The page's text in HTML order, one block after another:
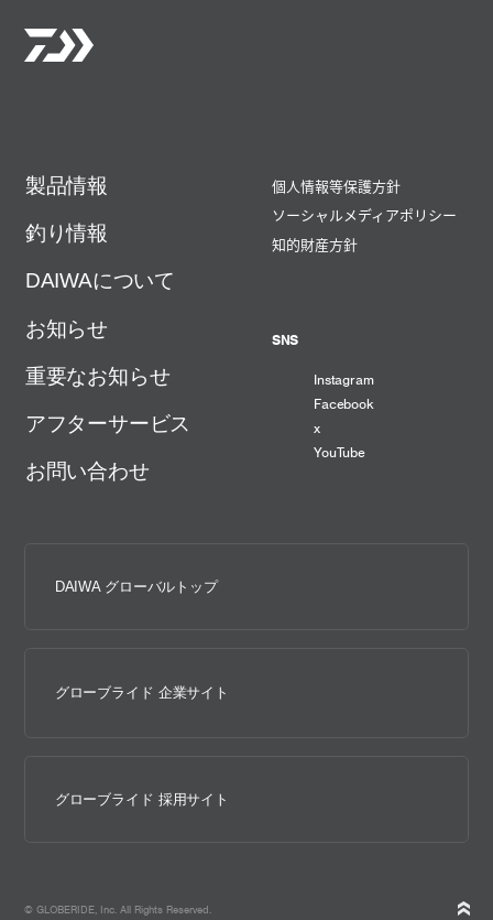
製品情報
釣り情報
DAIWAについて
お知らせ
重要なお知らせ
アフターサービス
お問い合わせ
個人情報等保護方針
ソーシャルメディアポリシー
知的財産方針
SNS
Instagram
Facebook
x
YouTube
DAIWA グローバルトップ
グローブライド 企業サイト
グローブライド 採用サイト
© GLOBERIDE, Inc. All Rights Reserved.